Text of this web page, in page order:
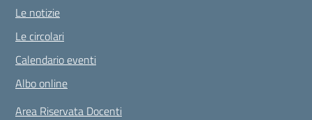
Le notizie
Le circolari
Calendario eventi
Albo online
Area Riservata Docenti